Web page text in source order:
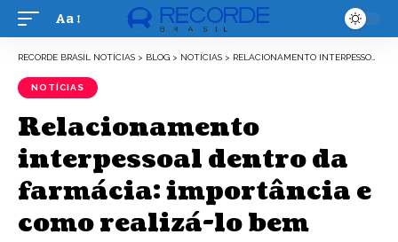
Font
Aa
RECORDE BRASIL NOTÍCIAS > BLOG > NOTÍCIAS > RELACIONAMENTO INTERPESSOAL DENTRO DA FARMÁCIA: IMPORTÂNCIA E COMO REALIZÁ-LO BEM
NOTÍCIAS
Relacionamento
interpessoal dentro da
farmácia: importância e
como realizá-lo bem